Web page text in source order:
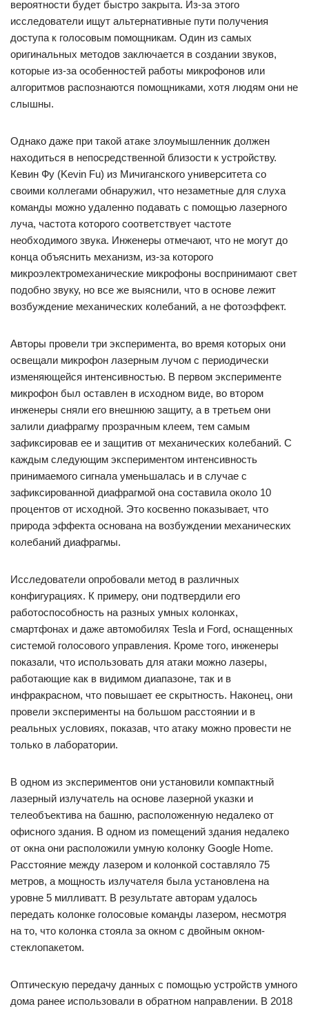
вероятности будет быстро закрыта. Из-за этого
исследователи ищут альтернативные пути получения
доступа к голосовым помощникам. Один из самых
оригинальных методов заключается в создании звуков,
которые из-за особенностей работы микрофонов или
алгоритмов распознаются помощниками, хотя людям они не
слышны.
Однако даже при такой атаке злоумышленник должен
находиться в непосредственной близости к устройству.
Кевин Фу (Kevin Fu) из Мичиганского университета со
своими коллегами обнаружил, что незаметные для слуха
команды можно удаленно подавать с помощью лазерного
луча, частота которого соответствует частоте
необходимого звука. Инженеры отмечают, что не могут до
конца объяснить механизм, из-за которого
микроэлектромеханические микрофоны воспринимают свет
подобно звуку, но все же выяснили, что в основе лежит
возбуждение механических колебаний, а не фотоэффект.
Авторы провели три эксперимента, во время которых они
освещали микрофон лазерным лучом с периодически
изменяющейся интенсивностью. В первом эксперименте
микрофон был оставлен в исходном виде, во втором
инженеры сняли его внешнюю защиту, а в третьем они
залили диафрагму прозрачным клеем, тем самым
зафиксировав ее и защитив от механических колебаний. С
каждым следующим экспериментом интенсивность
принимаемого сигнала уменьшалась и в случае с
зафиксированной диафрагмой она составила около 10
процентов от исходной. Это косвенно показывает, что
природа эффекта основана на возбуждении механических
колебаний диафрагмы.
Исследователи опробовали метод в различных
конфигурациях. К примеру, они подтвердили его
работоспособность на разных умных колонках,
смартфонах и даже автомобилях Tesla и Ford, оснащенных
системой голосового управления. Кроме того, инженеры
показали, что использовать для атаки можно лазеры,
работающие как в видимом диапазоне, так и в
инфракрасном, что повышает ее скрытность. Наконец, они
провели эксперименты на большом расстоянии и в
реальных условиях, показав, что атаку можно провести не
только в лаборатории.
В одном из экспериментов они установили компактный
лазерный излучатель на основе лазерной указки и
телеобъектива на башню, расположенную недалеко от
офисного здания. В одном из помещений здания недалеко
от окна они расположили умную колонку Google Home.
Расстояние между лазером и колонкой составляло 75
метров, а мощность излучателя была установлена на
уровне 5 милливатт. В результате авторам удалось
передать колонке голосовые команды лазером, несмотря
на то, что колонка стояла за окном с двойным окном-
стеклопакетом.
Оптическую передачу данных с помощью устройств умного
дома ранее использовали в обратном направлении. В 2018